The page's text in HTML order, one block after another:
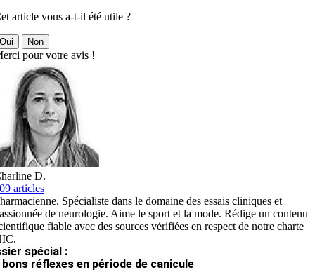
article vous a-t-il été utile ?
Non
pour votre avis !
D.
articles
Spécialiste dans le domaine des essais cliniques et
de neurologie. Aime le sport et la mode. Rédige un contenu
fiable avec des sources vérifiées en respect de notre charte
spécial :
bons réflexes en période de canicule